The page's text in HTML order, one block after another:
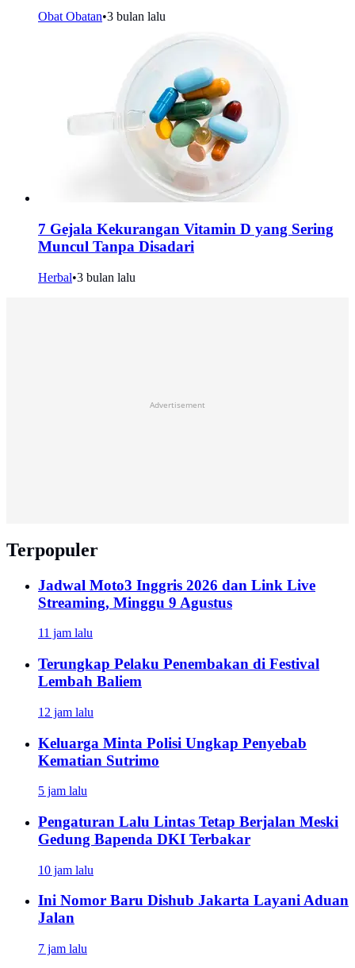
Obat Obatan•3 bulan lalu
7 Gejala Kekurangan Vitamin D yang Sering
Muncul Tanpa Disadari
Herbal•3 bulan lalu
Advertisement
Terpopuler
Jadwal Moto3 Inggris 2026 dan Link Live
Streaming, Minggu 9 Agustus
11 jam lalu
Terungkap Pelaku Penembakan di Festival
Lembah Baliem
12 jam lalu
Keluarga Minta Polisi Ungkap Penyebab
Kematian Sutrimo
5 jam lalu
Pengaturan Lalu Lintas Tetap Berjalan Meski
Gedung Bapenda DKI Terbakar
10 jam lalu
Ini Nomor Baru Dishub Jakarta Layani Aduan
Jalan
7 jam lalu